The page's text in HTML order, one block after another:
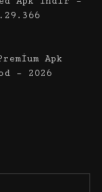
Apk
– 2026